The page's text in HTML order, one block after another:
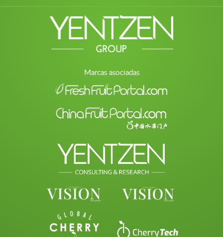
Marcas asociadas